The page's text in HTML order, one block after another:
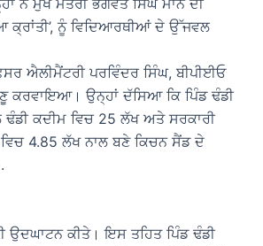
ਕ੍ਰਾਂਤੀ’, ਨੂੰ ਵਿਦਿਆਰਥੀਆਂ ਦੇ ਉੱਜਵਲ
ਐਲੀਮੈਂਟਰੀ ਪਰਵਿੰਦਰ ਸਿੰਘ, ਬੀਪੀਈਓ
ਕਰਵਾਇਆ। ਉਨ੍ਹਾਂ ਦੱਸਿਆ ਕਿ ਪਿੰਡ ਢੰਡੀ
ਕਦੀਮ ਵਿਚ 25 ਲੱਖ ਅਤੇ ਸਰਕਾਰੀ
4.85 ਲੱਖ ਨਾਲ ਬਣੇ ਕਿਚਨ ਸੈਂਡ ਦੇ
ਉਦਘਾਟਨ ਕੀਤੇ। ਇਸ ਤਹਿਤ ਪਿੰਡ ਢੰਡੀ